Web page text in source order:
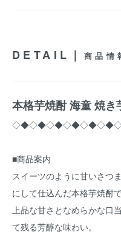
DETAIL｜ 商品情
本格芋焼酎 海童 焼き
■商品案内
スイーツのように甘いさつ
にして仕込んだ本格芋焼酎で
上品な甘さとなめらかな口
て残る芳醇な味わい。